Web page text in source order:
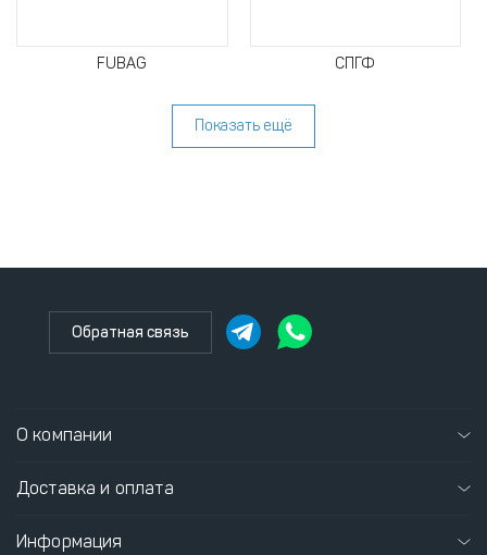
FUBAG СПГФ
Показать ещё
Обратная связь
О компании
Доставка и оплата
Информация